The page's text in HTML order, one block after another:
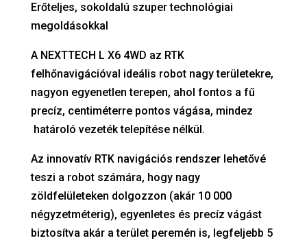
Erőteljes, sokoldalú szuper technológiai
megoldásokkal
A NEXTTECH L X6 4WD az RTK
felhőnavigációval ideális robot nagy területekre,
nagyon egyenetlen terepen, ahol fontos a fű
precíz, centiméterre pontos vágása, mindez
határoló vezeték telepítése nélkül.
Az innovatív RTK navigációs rendszer lehetővé
teszi a robot számára, hogy nagy
zöldfelületeken dolgozzon (akár 10 000
négyzetméterig), egyenletes és precíz vágást
biztosítva akár a terület peremén is, legfeljebb 5